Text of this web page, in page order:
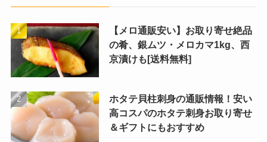
【メロ通販安い】お取り寄せ絶品
の肴、銀ムツ・メロカマ1kg、西
京漬けも[送料無料]
ホタテ貝柱刺身の通販情報！安い
高コスパのホタテ刺身お取り寄せ
＆ギフトにもおすすめ